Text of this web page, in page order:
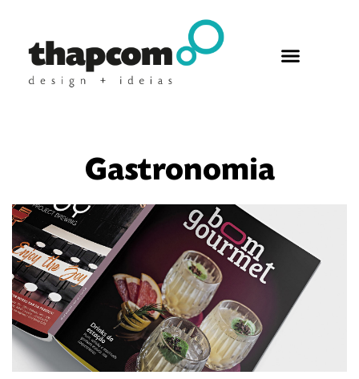
Gastronomia